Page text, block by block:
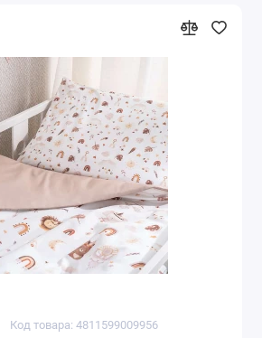
Код товара: 4811599009956